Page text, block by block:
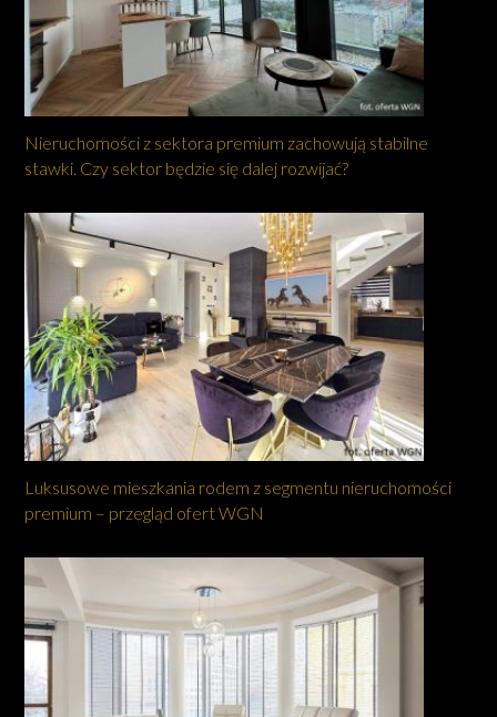
Nieruchomości z sektora premium zachowują stabilne
stawki. Czy sektor będzie się dalej rozwijać?
Luksusowe mieszkania rodem z segmentu nieruchomości
premium – przegląd ofert WGN